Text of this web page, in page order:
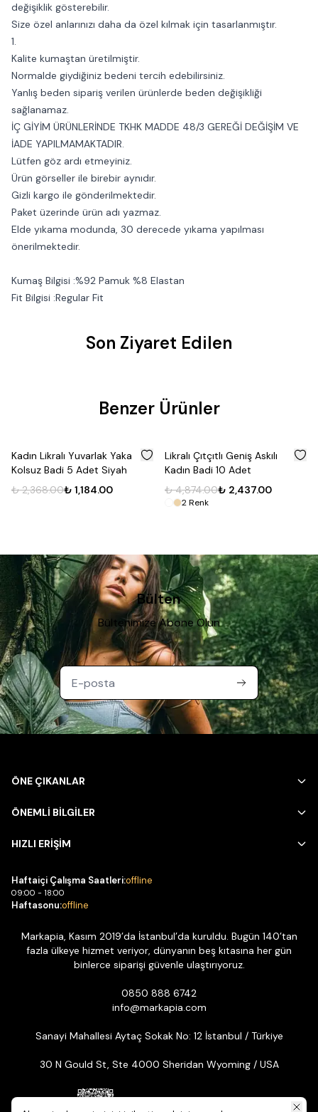
değişiklik gösterebilir.
Size özel anlarınızı daha da özel kılmak için tasarlanmıştır.
1.
Kalite kumaştan üretilmiştir.
Normalde giydiğiniz bedeni tercih edebilirsiniz.
Yanlış beden sipariş verilen ürünlerde beden değişikliği
sağlanamaz.
İÇ GİYİM ÜRÜNLERİNDE TKHK MADDE 48/3 GEREĞİ DEĞİŞİM VE
İADE YAPILMAMAKTADIR.
Lütfen göz ardı etmeyiniz.
Ürün görseller ile birebir aynıdır.
Gizli kargo ile gönderilmektedir.
Paket üzerinde ürün adı yazmaz.
Elde yıkama modunda, 30 derecede yıkama yapılması
önerilmektedir.
Kumaş Bilgisi :%92 Pamuk %8 Elastan
Fit Bilgisi :Regular Fit
Son Ziyaret Edilen
Benzer Ürünler
% 50
Kadın Likralı Yuvarlak Yaka
Kolsuz Badi 5 Adet Siyah
₺ 2,368.00₺ 1,184.00
% 50
Likralı Çıtçıtlı Geniş Askılı
Kadın Badi 10 Adet
₺ 4,874.00₺ 2,437.00
2Renk
Bülten
Bültenimize Abone Olun
ÖNE ÇIKANLAR
ÖNEMLİ BİLGİLER
HIZLI ERİŞİM
Haftaiçi Çalışma Saatleri:offline
09:00 - 18:00
Haftasonu:offline
Markapia, Kasım 2019’da İstanbul’da kuruldu. Bugün 140’tan
fazla ülkeye hizmet veriyor, dünyanın beş kıtasına her gün
binlerce siparişi güvenle ulaştırıyoruz.
0850 888 6742
info@markapia.com
Sanayi Mahallesi Aytaç Sokak No: 12 İstanbul / Türkiye
30 N Gould St, Ste 4000 Sheridan Wyoming / USA